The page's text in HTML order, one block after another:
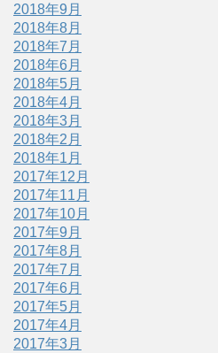
2018年9月
2018年8月
2018年7月
2018年6月
2018年5月
2018年4月
2018年3月
2018年2月
2018年1月
2017年12月
2017年11月
2017年10月
2017年9月
2017年8月
2017年7月
2017年6月
2017年5月
2017年4月
2017年3月